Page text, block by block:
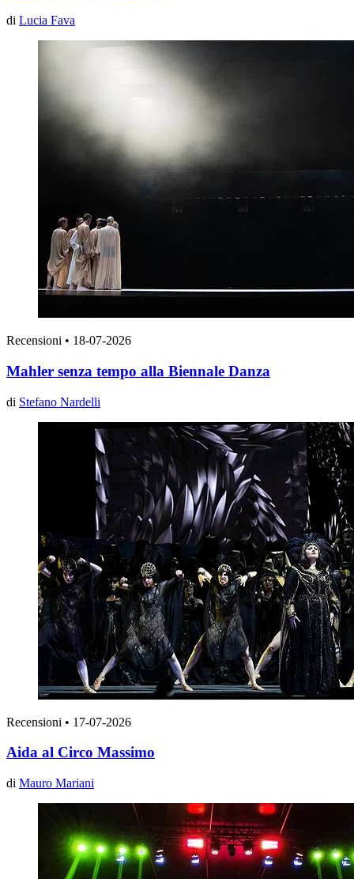
di Lucia Fava
Recensioni • 18-07-2026
Mahler senza tempo alla Biennale Danza
di Stefano Nardelli
Recensioni • 17-07-2026
Aida al Circo Massimo
di Mauro Mariani